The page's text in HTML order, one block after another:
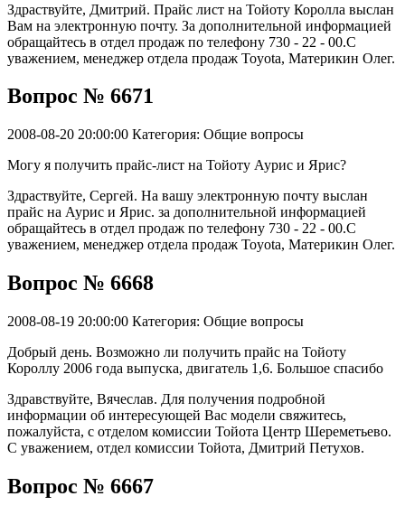
Здраствуйте, Дмитрий. Прайс лист на Тойоту Королла выслан
Вам на электронную почту. За дополнительной информацией
обращайтесь в отдел продаж по телефону 730 - 22 - 00.С
уважением, менеджер отдела продаж Toyota, Материкин Олег.
Вопрос № 6671
2008-08-20 20:00:00 Категория: Общие вопросы
Могу я получить прайс-лист на Тойоту Аурис и Ярис?
Здраствуйте, Сергей. На вашу электронную почту выслан
прайс на Аурис и Ярис. за дополнительной информацией
обращайтесь в отдел продаж по телефону 730 - 22 - 00.С
уважением, менеджер отдела продаж Toyota, Материкин Олег.
Вопрос № 6668
2008-08-19 20:00:00 Категория: Общие вопросы
Добрый день. Возможно ли получить прайс на Тойоту
Короллу 2006 года выпуска, двигатель 1,6. Большое спасибо
Здравствуйте, Вячеслав. Для получения подробной
информации об интересующей Вас модели свяжитесь,
пожалуйста, с отделом комиссии Тойота Центр Шереметьево.
С уважением, отдел комиссии Тойота, Дмитрий Петухов.
Вопрос № 6667